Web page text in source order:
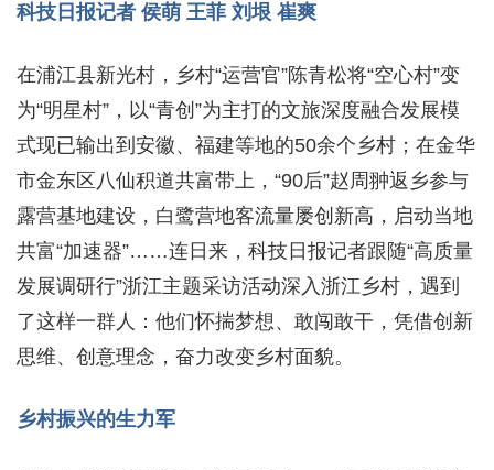
科技日报记者 侯萌 王菲 刘垠 崔爽
在浦江县新光村，乡村“运营官”陈青松将“空心村”变
为“明星村”，以“青创”为主打的文旅深度融合发展模
式现已输出到安徽、福建等地的50余个乡村；在金华
市金东区八仙积道共富带上，“90后”赵周翀返乡参与
露营基地建设，白鹭营地客流量屡创新高，启动当地
共富“加速器”……连日来，科技日报记者跟随“高质量
发展调研行”浙江主题采访活动深入浙江乡村，遇到
了这样一群人：他们怀揣梦想、敢闯敢干，凭借创新
思维、创意理念，奋力改变乡村面貌。
乡村振兴的生力军